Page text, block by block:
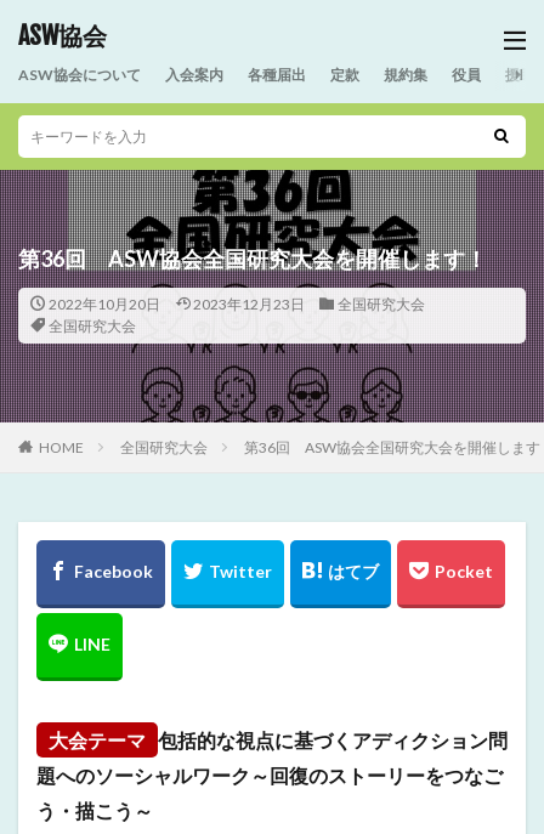
ASW協会
ASW協会について 入会案内 各種届出 定款 規約集 役員 援助
第36回 ASW協会全国研究大会を開催します！
2022年10月20日 2023年12月23日
全国研究大会
全国研究大会
HOME 全国研究大会 第36回 ASW協会全国研究大会を開催します
大会テーマ 包括的な視点に基づくアディクション問
題へのソーシャルワーク～回復のストーリーをつなご
う・描こう～